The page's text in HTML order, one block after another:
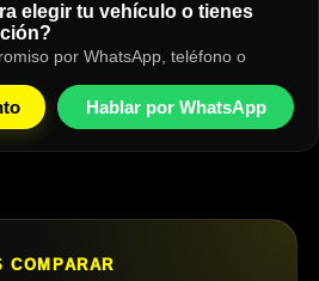
elegir tu vehículo o tienes
por WhatsApp, teléfono o
Hablar por WhatsApp
COMPARAR